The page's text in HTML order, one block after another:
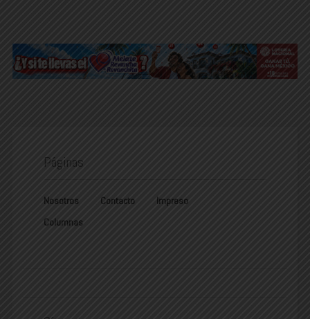
Páginas
Nosotros Contacto
Impreso
Columnas